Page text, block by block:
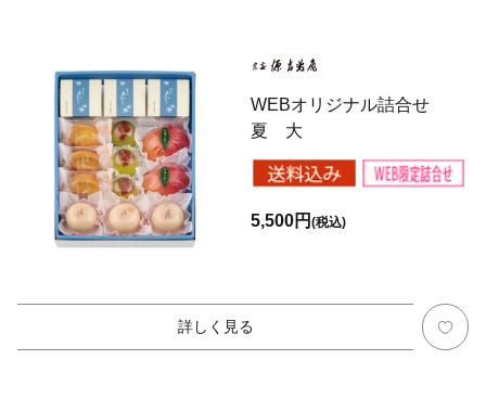
WEBオリジナル詰合せ
夏 大
5,500円(税込)
詳しく見る